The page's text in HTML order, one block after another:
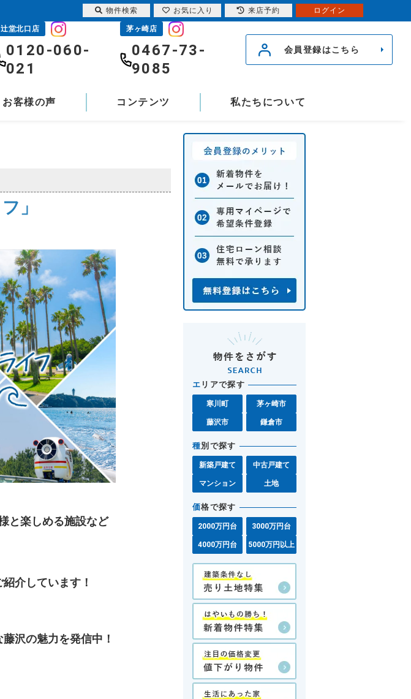
辻堂北口店
0120-060-
021
茅ヶ崎店
0467-73-
9085
会員登録はこちら
お客様の声 コンテンツ 私たちについて
」
と楽しめる施設など
介しています！
沢の魅力を発信中！
エ リアで探す
寒川町 茅ヶ崎市
藤沢市 鎌倉市
種別で探す
新築戸建て 中古戸建て
マンション 土地
価格で探す
2000万円台 3000万円台
4000万円台 5000万円以上
物件検索 お気に入り 来店予約 ログイン